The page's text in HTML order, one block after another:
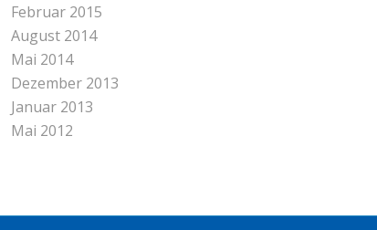
Februar 2015
August 2014
Mai 2014
Dezember 2013
Januar 2013
Mai 2012